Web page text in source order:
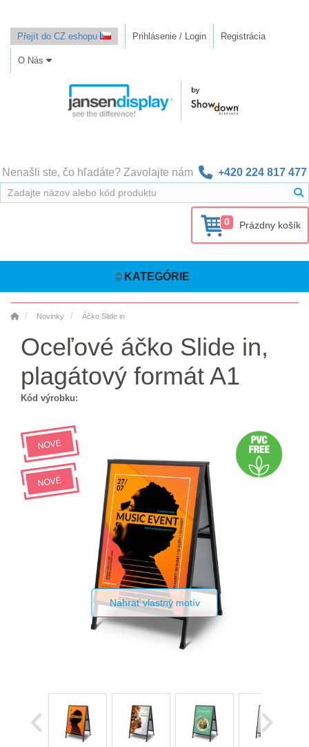
Přejít do CZ eshopu Prihlásenie / Login Registrácia
O Nás
Nenašli ste, čo hľadáte? Zavolajte nám +420 224 817 477
0 Prázdny košík
KATEGÓRIE
Novinky Áčko Slide in
Oceľové áčko Slide in,
plagátový formát A1
Kód výrobku:
Nahrať vlastný motív